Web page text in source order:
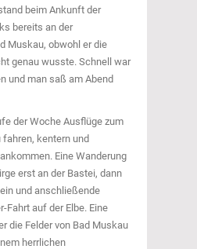
beim Ankunft der
bereits an der
Muskau, obwohl er die
genau wusste. Schnell war
und man saß am Abend
der Woche Ausflüge zum
kentern und
Eine Wanderung
erst an der Bastei, dann
und anschließende
Fahrt auf der Elbe. Eine
die Felder von Bad Muskau
herrlichen